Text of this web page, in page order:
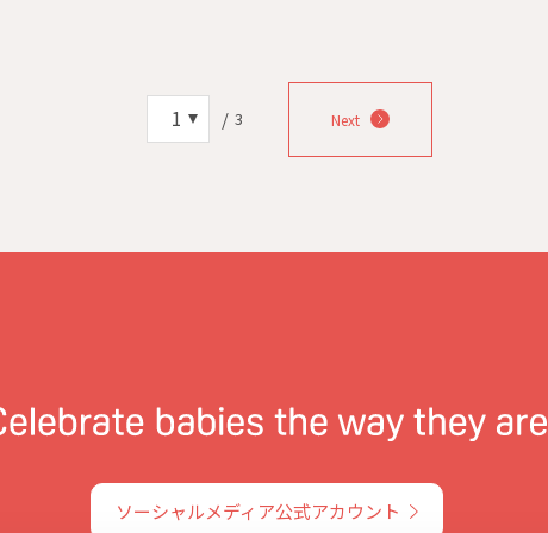
ますが、タイのように熱帯で
国々にとって、森林は洪水を防
Next
/ 3
ソーシャルメディア公式アカウント